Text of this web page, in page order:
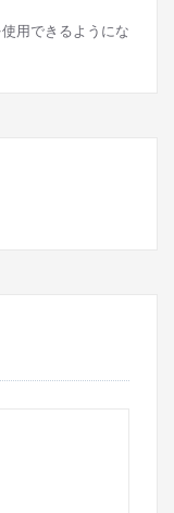
用できるようにな